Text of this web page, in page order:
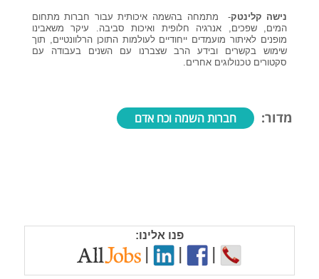
נישה קלינטק- מתמחה בהשמה איכותית עבור חברות מתחום
המים, שפכים, אנרגיה חלופית ואיכות סביבה. עיקר משאבינו
מופנים לאיתור מועמדים ייחודיים לעולמות התוכן הרלוונטיים, תוך
שימוש בקשרים ובידע הרב שצברנו עם השנים בעבודה עם
סקטורים טכנולוגים אחרים.
מדור: חברות השמה וכח אדם
פנו אלינו:
|
|
|